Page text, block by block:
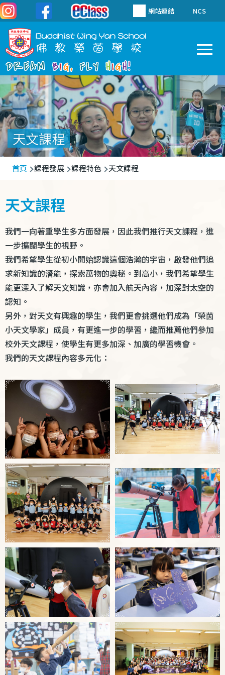
移至主內容 網站連結 NCS
Main
navigation
天文課程
導
連
結
首頁 課程發展 課程特色 天文課程
天文課程
我們一向著重學生多方面發展，因此我們推行天文課程，進
一步擴闊學生的視野。
我們希望學生從初小開始認識這個浩瀚的宇宙，啟發他們追
求新知識的潛能，探索萬物的奧秘。到高小，我們希望學生
能更深入了解天文知識，亦會加入航天內容，加深對太空的
認知。
另外，對天文有興趣的學生，我們更會挑選他們成為「榮茵
小天文學家」成員，有更進一步的學習，繼而推薦他們參加
校外天文課程，使學生有更多加深、加廣的學習機會。
我們的天文課程內容多元化：